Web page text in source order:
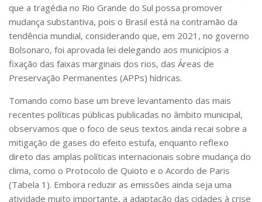
que a tragédia no Rio Grande do Sul possa promover
mudança substantiva, pois o Brasil está na contramão da
tendência mundial, considerando que, em 2021, no governo
Bolsonaro, foi aprovada lei delegando aos municípios a
fixação das faixas marginais dos rios, das Áreas de
Preservação Permanentes (APPs) hídricas.
Tomando como base um breve levantamento das mais
recentes políticas públicas publicadas no âmbito municipal,
observamos que o foco de seus textos ainda recai sobre a
mitigação de gases do efeito estufa, enquanto reflexo
direto das amplas políticas internacionais sobre mudança do
clima, como o Protocolo de Quioto e o Acordo de Paris
(Tabela 1). Embora reduzir as emissões ainda seja uma
atividade muito importante, a adaptação das cidades à crise